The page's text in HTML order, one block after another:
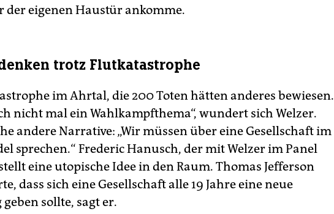
der eigenen Haustür ankomme.
trotz Flutkatastrophe
im Ahrtal, die 200 Toten hätten anderes bewiesen.
nicht mal ein Wahlkampfthema“, wundert sich Welzer.
andere Narrative: „Wir müssen über eine Gesellschaft im
sprechen.“ Frederic Hanusch, der mit Welzer im Panel
eine utopische Idee in den Raum. Thomas Jefferson
dass sich eine Gesellschaft alle 19 Jahre eine neue
sollte, sagt er.